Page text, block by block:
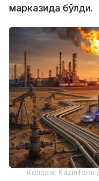
марказида бўлди.
Коллаж: Kazinform